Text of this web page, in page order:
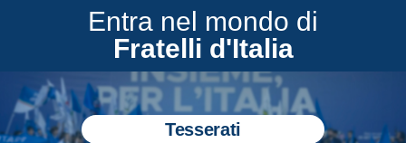
Entra nel mondo di
Fratelli d'Italia
Tesserati